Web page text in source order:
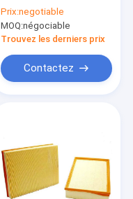
élément filtrant de
compresseur d'air
Prix:negotiable
MOQ:négociable
Trouvez les derniers prix
Contactez